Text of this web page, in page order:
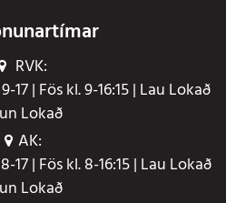
RVK:
17 | Fös kl. 9-16:15 | Lau Lokað
Lokað
AK:
17 | Fös kl. 8-16:15 | Lau Lokað
Lokað